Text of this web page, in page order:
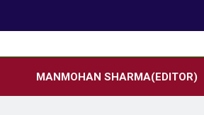
MANMOHAN SHARMA(EDITOR)